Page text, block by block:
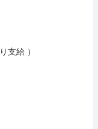
支給 ）